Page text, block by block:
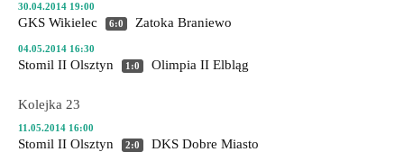
30.04.2014 19:00
GKS Wikielec 6:0 Zatoka Braniewo
04.05.2014 16:30
Stomil II Olsztyn 1:0 Olimpia II Elbląg
Kolejka 23
11.05.2014 16:00
Stomil II Olsztyn 2:0 DKS Dobre Miasto